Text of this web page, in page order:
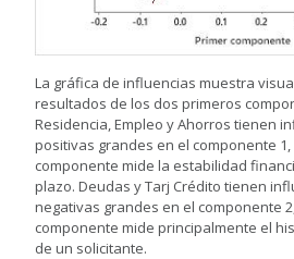
La gráfica de influencias muestra
resultados de los dos primeros
Residencia, Empleo y Ahorros tienen
positivas grandes en el componente
componente mide la estabilidad
plazo. Deudas y Tarj Crédito tienen
negativas grandes en el componente
componente mide principalmente el
de un solicitante.